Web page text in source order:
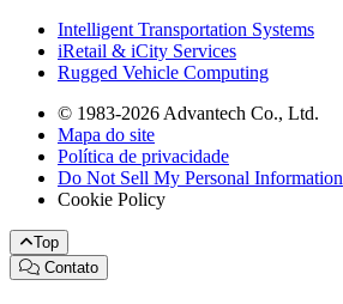
Intelligent Transportation Systems
iRetail & iCity Services
Rugged Vehicle Computing
© 1983-2026 Advantech Co., Ltd.
Mapa do site
Política de privacidade
Do Not Sell My Personal Information
Cookie Policy
Top
Contato